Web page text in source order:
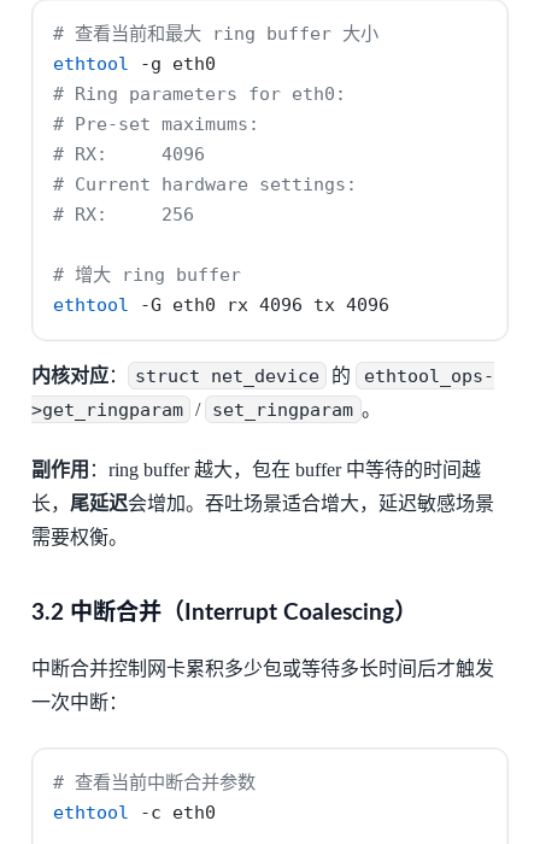
# 查看当前和最大 ring buffer 大小
ethtool
-g eth0
# Ring parameters for eth0:
# Pre-set maximums:
# RX:     4096
# Current hardware settings:
# RX:     256
# 增大 ring buffer
ethtool
-G eth0 rx 4096 tx 4096
内核对应： struct net_device 的
ethtool_ops-
>get_ringparam
/ set_ringparam 。
副作用 ：ring buffer 越大，包在 buffer 中等待的时间越
长， 尾延迟会增加。吞吐场景适合增大，延迟敏感场景
需要权衡。
3.2 中断合并（Interrupt Coalescing）
中断合并控制网卡累积多少包或等待多长时间后才触发
一次中断：
# 查看当前中断合并参数
ethtool
-c eth0